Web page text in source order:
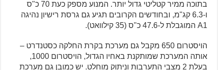
בתוכה ממיר קטליטי גדול יותר. המנוע מספק כעת 70 כ"ס
ו-6.3 קג"מ, ובחודשים הקרובים תגיע גם גרסת רישיון נהיגה
A1 המוגבלת ל-47.6 כ"ס (35 קילוואט).
הויסטרום 650 מקבל גם מערכת בקרת החלקה כסטנדרט –
אותה המערכת שמותקנת באחיו הגדול, הויסטרום 1000,
בעלת 2 מצבי התערבות וניתוק מוחלט. יש כמובן גם מערכת